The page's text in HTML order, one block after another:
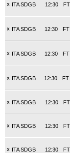
x ITA SDGB FT
12:30
x ITA SDGB FT
12:30
x ITA SDGB FT
12:30
x ITA SDGB FT
12:30
x ITA SDGB FT
12:30
x ITA SDGB FT
12:30
x ITA SDGB FT
12:30